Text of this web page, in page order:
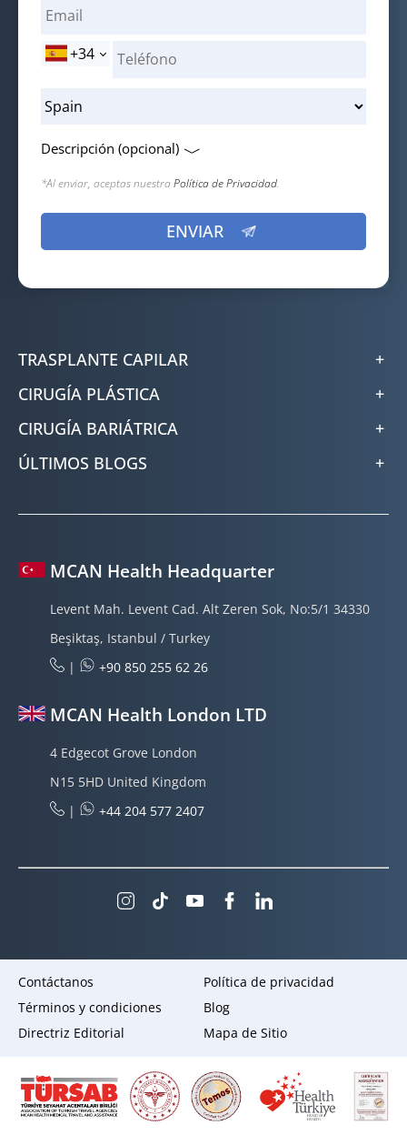
+34
Descripción (opcional)
*Al enviar, aceptas nuestraPolítica de Privacidad.
TRASPLANTE CAPILAR
CIRUGÍA PLÁSTICA
CIRUGÍA BARIÁTRICA
ÚLTIMOS BLOGS
MCAN Health Headquarter
Levent Mah. Levent Cad. Alt Zeren Sok, No:5/1 34330
Beşiktaş, Istanbul / Turkey
|
+90 850 255 62 26
MCAN Health London LTD
4 Edgecot Grove London
N15 5HD United Kingdom
|
+44 204 577 2407
Contáctanos
Política de privacidad
Términos y condiciones
Blog
Directriz Editorial
Mapa de Sitio